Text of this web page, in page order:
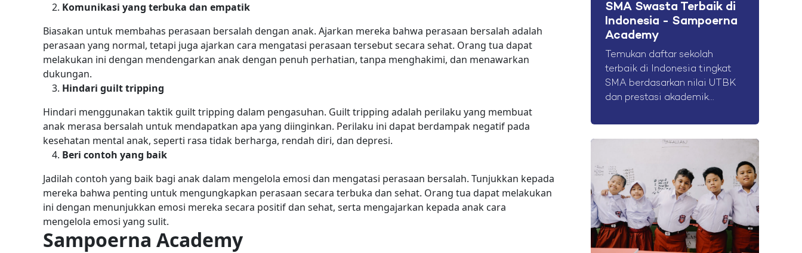
Komunikasi yang terbuka dan empatik
Biasakan untuk membahas perasaan bersalah dengan anak. Ajarkan mereka bahwa perasaan bersalah adalah
perasaan yang normal, tetapi juga ajarkan cara mengatasi perasaan tersebut secara sehat. Orang tua dapat
melakukan ini dengan mendengarkan anak dengan penuh perhatian, tanpa menghakimi, dan menawarkan
dukungan.
Hindari guilt tripping
Hindari menggunakan taktik guilt tripping dalam pengasuhan. Guilt tripping adalah perilaku yang membuat
anak merasa bersalah untuk mendapatkan apa yang diinginkan. Perilaku ini dapat berdampak negatif pada
kesehatan mental anak, seperti rasa tidak berharga, rendah diri, dan depresi.
Beri contoh yang baik
Jadilah contoh yang baik bagi anak dalam mengelola emosi dan mengatasi perasaan bersalah. Tunjukkan kepada
mereka bahwa penting untuk mengungkapkan perasaan secara terbuka dan sehat. Orang tua dapat melakukan
ini dengan menunjukkan emosi mereka secara positif dan sehat, serta mengajarkan kepada anak cara
mengelola emosi yang sulit.
Sampoerna Academy
SMA Swasta Terbaik di
Indonesia - Sampoerna
Academy
Temukan daftar sekolah
terbaik di Indonesia tingkat
SMA berdasarkan nilai UTBK
dan prestasi akademik...